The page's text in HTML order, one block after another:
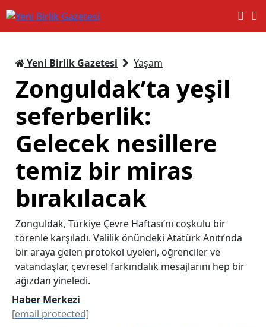
Yeni Birlik Gazetesi Yaşam
Zonguldak’ta yeşil
seferberlik:
Gelecek nesillere
temiz bir miras
bırakılacak
Zonguldak, Türkiye Çevre Haftası’nı coşkulu bir
törenle karşıladı. Valilik önündeki Atatürk Anıtı’nda
bir araya gelen protokol üyeleri, öğrenciler ve
vatandaşlar, çevresel farkındalık mesajlarını hep bir
ağızdan yineledi.
Haber Merkezi
[email protected]